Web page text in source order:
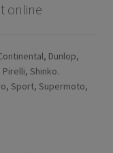
online
Dunlop,
Shinko.
Sport, Supermoto,